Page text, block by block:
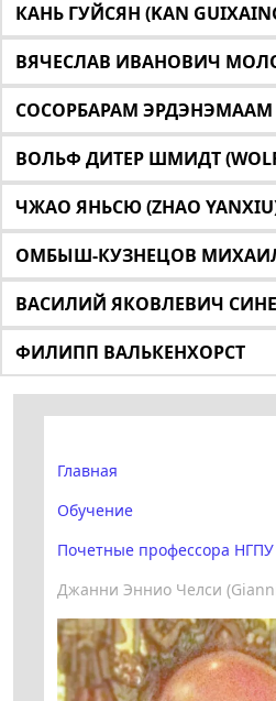
КАНЬ ГУЙСЯН (KAN
ВЯЧЕСЛАВ ИВАНОВИЧ
СОСОРБАРАМ ЭРДЭНЭМААМ
ВОЛЬФ ДИТЕР ШМИДТ (WOLF
ЧЖАО ЯНЬСЮ (ZHAO
ОМБЫШ-КУЗНЕЦОВ МИХАИЛ
ВАСИЛИЙ ЯКОВЛЕВИЧ
ФИЛИПП ВАЛЬКЕНХОРСТ
Главная
Обучение
Почетные профессора НГПУ
Джанни Эннио Челси